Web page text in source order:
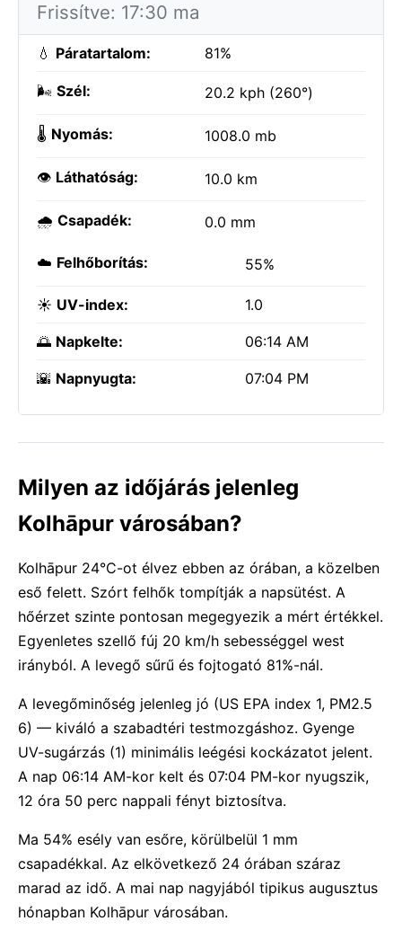
Frissítve: 17:30 ma
💧 Páratartalom: 81%
🌬️ Szél: 20.2 kph (260°)
🌡️ Nyomás: 1008.0 mb
👁️ Láthatóság: 10.0 km
🌧️ Csapadék: 0.0 mm
☁️ Felhőborítás: 55%
☀️ UV-index: 1.0
🌅 Napkelte: 06:14 AM
🌇 Napnyugta: 07:04 PM
Milyen az időjárás jelenleg
Kolhāpur városában?
Kolhāpur 24°C-ot élvez ebben az órában, a közelben
eső felett. Szórt felhők tompítják a napsütést. A
hőérzet szinte pontosan megegyezik a mért értékkel.
Egyenletes szellő fúj 20 km/h sebességgel west
irányból. A levegő sűrű és fojtogató 81%-nál.
A levegőminőség jelenleg jó (US EPA index 1, PM2.5
6) — kiváló a szabadtéri testmozgáshoz. Gyenge
UV-sugárzás (1) minimális leégési kockázatot jelent.
A nap 06:14 AM-kor kelt és 07:04 PM-kor nyugszik,
12 óra 50 perc nappali fényt biztosítva.
Ma 54% esély van esőre, körülbelül 1 mm
csapadékkal. Az elkövetkező 24 órában száraz
marad az idő. A mai nap nagyjából tipikus augusztus
hónapban Kolhāpur városában.